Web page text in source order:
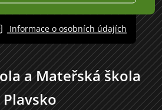
Informace o osobních údajích
a Mateřská škola
Plavsko